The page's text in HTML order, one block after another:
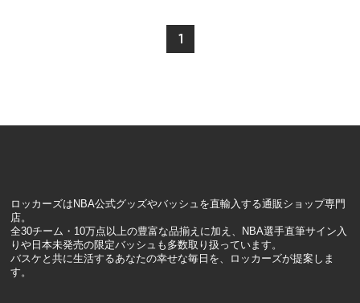
1
ロッカーズはNBA公式グッズやバッシュを直輸入する通販ショップ専門
店。
全30チーム・10万点以上の豊富な品揃えに加え、NBA選手直筆サイン入
りや日本未発売の限定バッシュも多数取り扱っています。
バスケと共に生活するあなたの幸せな毎日を、ロッカーズが提案しま
す。